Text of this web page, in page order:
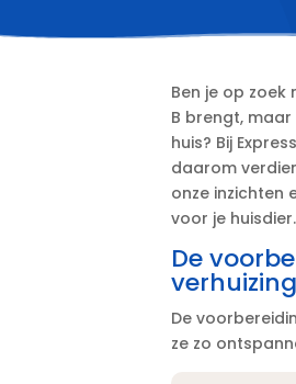
Ben je op
B brengt,
huis? Bij
daarom
onze inzichten
voor je huisdier.​
De
verhuizing
De
ze zo